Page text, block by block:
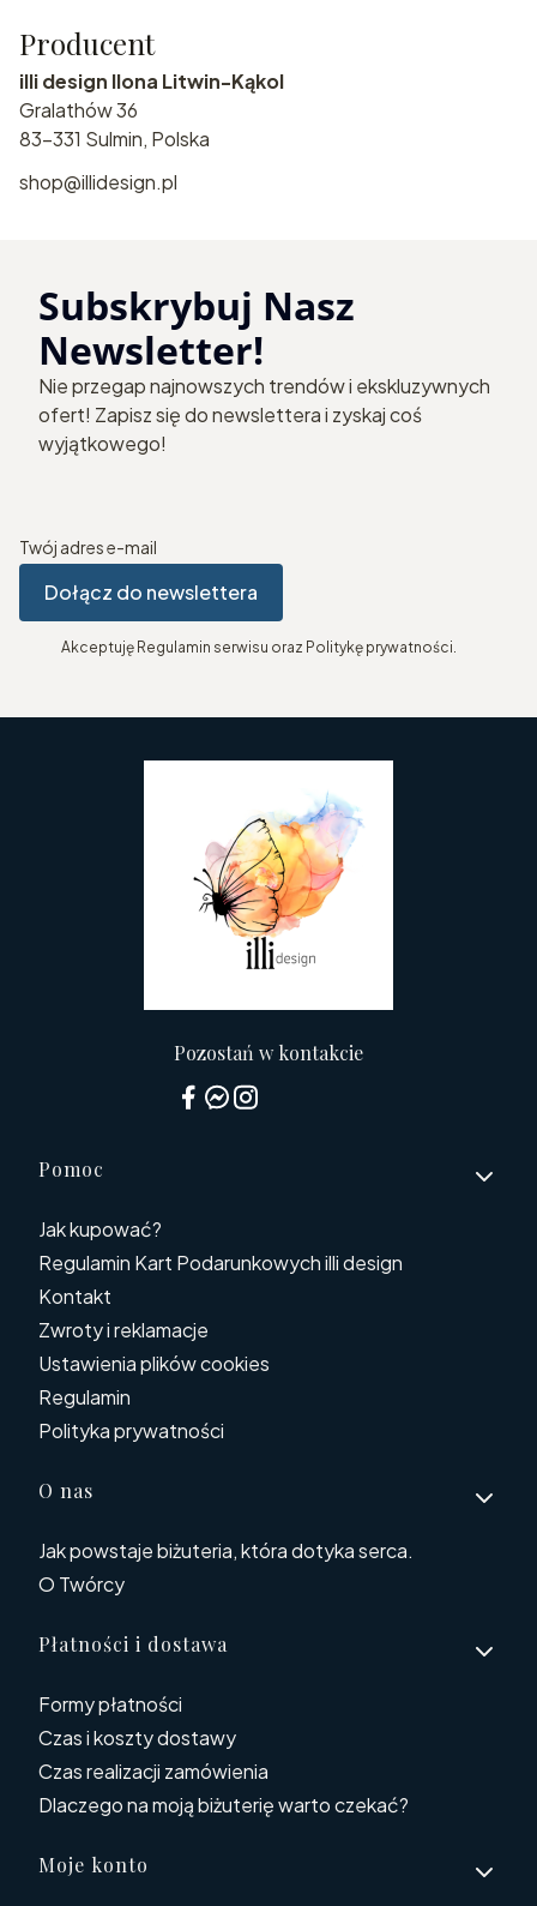
Producent
illi design Ilona Litwin-Kąkol
Gralathów 36
83-331 Sulmin, Polska
shop@illidesign.pl
Subskrybuj Nasz
Newsletter!
Nie przegap najnowszych trendów i ekskluzywnych
ofert! Zapisz się do newslettera i zyskaj coś
wyjątkowego!
Twój adres e-mail
Dołącz do newslettera
Akceptuję Regulamin serwisu oraz Politykę prywatności.
Pozostań w kontakcie
Linki w stopce
Pomoc
Jak kupować?
Regulamin Kart Podarunkowych illi design
Kontakt
Zwroty i reklamacje
Ustawienia plików cookies
Regulamin
Polityka prywatności
O nas
Jak powstaje biżuteria, która dotyka serca.
O Twórcy
Płatności i dostawa
Formy płatności
Czas i koszty dostawy
Czas realizacji zamówienia
Dlaczego na moją biżuterię warto czekać?
Moje konto